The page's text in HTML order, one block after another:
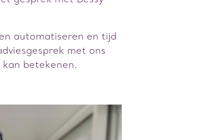
automatiseren en tijd
met ons
betekenen.